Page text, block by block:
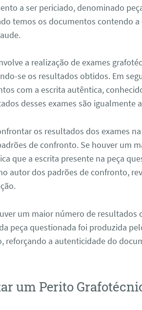
a ser periciado, denominado
temos os documentos contendo a
a realização de exames
se os resultados obtidos. Em
com a escrita autêntica,
desses exames são igualmente
os resultados dos exames
de confronto. Se houver um
que a escrita presente na peça
autor dos padrões de confronto,
um maior número de resultados
peça questionada foi produzida
reforçando a autenticidade do
um Perito